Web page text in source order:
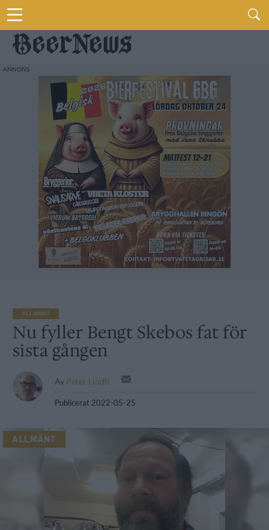
ALLMÄNT
Nu fyller Bengt Skebos fat för
sista gången
Av Peter Lindh
Publicerat 2022-05-25
ALLMÄNT